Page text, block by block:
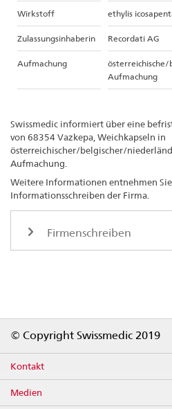
Wirkstoff ethylis
Zulassungsinhaberin Recordati AG
Aufmachung
österreichische/
Aufmachung
Swissmedic informiert über eine
von 68354 Vazkepa, Weichkapseln in
österreichischer/belgischer/
Aufmachung.
Weitere Informationen entnehmen
Informationsschreiben der Firma.
Firmenschreiben
© Copyright Swissmedic 2019
Kontakt
Medien